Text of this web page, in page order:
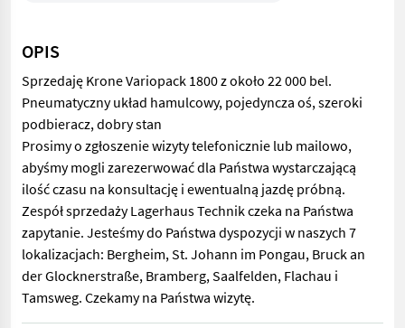
OPIS
Sprzedaję Krone Variopack 1800 z około 22 000 bel.
Pneumatyczny układ hamulcowy, pojedyncza oś, szeroki
podbieracz, dobry stan
Prosimy o zgłoszenie wizyty telefonicznie lub mailowo,
abyśmy mogli zarezerwować dla Państwa wystarczającą
ilość czasu na konsultację i ewentualną jazdę próbną.
Zespół sprzedaży Lagerhaus Technik czeka na Państwa
zapytanie. Jesteśmy do Państwa dyspozycji w naszych 7
lokalizacjach: Bergheim, St. Johann im Pongau, Bruck an
der Glocknerstraße, Bramberg, Saalfelden, Flachau i
Tamsweg. Czekamy na Państwa wizytę.
Sprzedaję Krone Variopack 1800 z około 22 000 bel.